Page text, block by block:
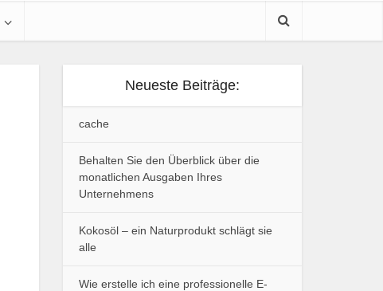
Neueste Beiträge:
cache
Behalten Sie den Überblick über die
monatlichen Ausgaben Ihres
Unternehmens
Kokosöl – ein Naturprodukt schlägt sie
alle
Wie erstelle ich eine professionelle E-